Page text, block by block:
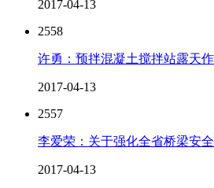
2017-04-13
2558
许勇：预拌混凝土搅拌站露天
2017-04-13
2557
李爱荣：关于强化全省桥梁安
2017-04-13